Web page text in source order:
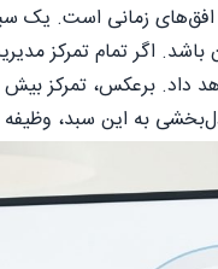
زمانی است. یک
اگر تمام تمرکز
داد. برعکس، تمرکز
به این سبد،